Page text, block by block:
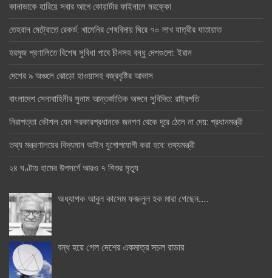
কানাডাকে হারিয়ে সবার আগে কোয়ার্টার ফাইনালে মরক্কো
তেহরান মেট্রোতে রেকর্ড: খামেনির শেষবিদায় ঘিরে ৭০ লাখ যাত্রীর যাতায়াত
হরমুজ প্রণালিতে বিশেষ সুবিধা পাবে চীনসহ বন্ধু দেশগুলো: ইরান
দেশের ৯ অঞ্চলে ঝোড়ো হাওয়াসহ বজ্রবৃষ্টির আভাস
বাংলাদেশ সেনাবাহিনীর সুনাম আন্তর্জাতিক অঙ্গনে সুবিদিত: রাষ্ট্রপতি
নিরাপত্তা কৌশল যেন সরকারপ্রধানকে জনগণ থেকে দূরে ঠেলে না দেয়: প্রধানমন্ত্রী
তথ্য মন্ত্রণালয়ের বিদ্যমান আইন যুগোপযোগী করা হবে: তথ্যমন্ত্রী
২৪ ঘণ্টায় হামের উপসর্গে আরও ৭ শিশুর মৃত্যু
অধ্যাপক আবুল কাসেম ফজলুল হক মারা গেছেন….
বন্ধ হয়ে গেল দেশের একমাত্র সচল রাডার